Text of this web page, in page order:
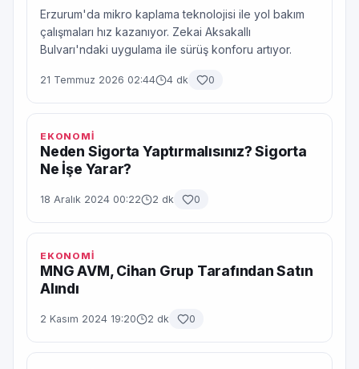
Erzurum'da mikro kaplama teknolojisi ile yol bakım
çalışmaları hız kazanıyor. Zekai Aksakallı
Bulvarı'ndaki uygulama ile sürüş konforu artıyor.
21 Temmuz 2026 02:44 4 dk 0
EKONOMİ
Neden Sigorta Yaptırmalısınız? Sigorta
Ne İşe Yarar?
18 Aralık 2024 00:22 2 dk 0
EKONOMİ
MNG AVM, Cihan Grup Tarafından Satın
Alındı
2 Kasım 2024 19:20 2 dk 0